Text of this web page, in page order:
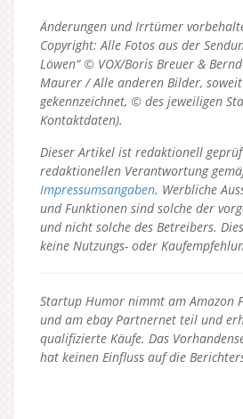
Änderungen und Irrtümer
Copyright: Alle Fotos aus der
Löwen“ © VOX/Boris Breuer &
Maurer / Alle anderen Bilder,
gekennzeichnet, © des jeweiligen
Kontaktdaten).
Dieser Artikel ist redaktionell
redaktionellen Verantwortung
Impressumsangaben. Werbliche
und Funktionen sind solche der
und nicht solche des Betreibers.
keine Nutzungs- oder
Startup Humor nimmt am Amazon
und am ebay Partnernet teil und
qualifizierte Käufe. Das
hat keinen Einfluss auf die